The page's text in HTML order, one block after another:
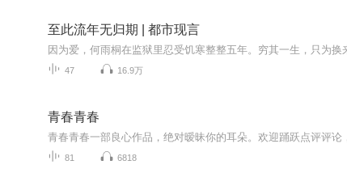
至此流年无归期 | 都市现言
47 16.9万
青春青春
81 6818